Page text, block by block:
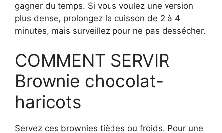
gagner du temps. Si vous voulez une version
plus dense, prolongez la cuisson de 2 à 4
minutes, mais surveillez pour ne pas dessécher.
COMMENT SERVIR
Brownie chocolat-
haricots
Servez ces brownies tièdes ou froids. Pour une